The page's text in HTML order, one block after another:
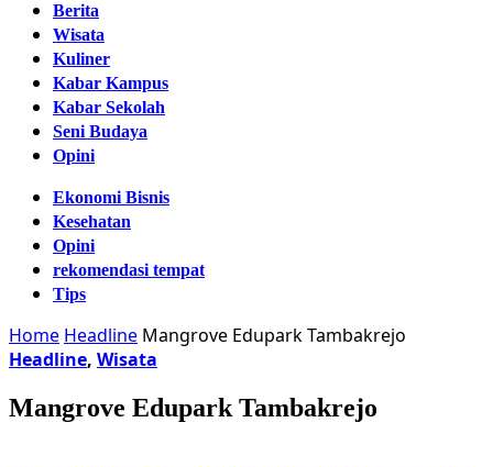
Berita
Wisata
Kuliner
Kabar Kampus
Kabar Sekolah
Seni Budaya
Opini
Ekonomi Bisnis
Kesehatan
Opini
rekomendasi tempat
Tips
Home Headline Mangrove Edupark Tambakrejo
Headline, Wisata
Mangrove Edupark Tambakrejo